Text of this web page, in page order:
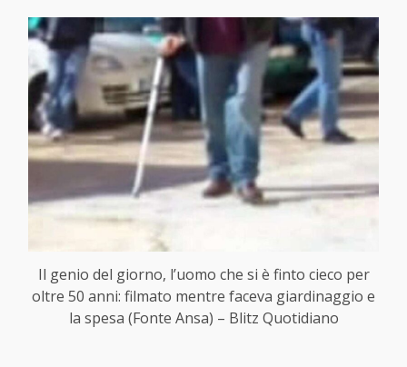
Il genio del giorno, l’uomo che si è finto cieco per
oltre 50 anni: filmato mentre faceva giardinaggio e
la spesa (Fonte Ansa) – Blitz Quotidiano